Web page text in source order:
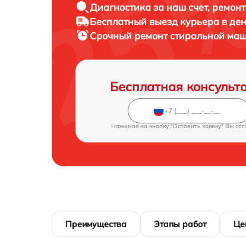
Диагностика за наш счет,
Бесплатный выезд курьера в
Срочный ремонтстиральной
Бесплатная
Нажимая на кнопку "Оставить заявку" Вы
Преимущества Этапы работ